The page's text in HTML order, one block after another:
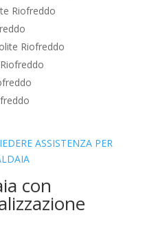
Riofreddo
Riofreddo
ASSISTENZA PER
con